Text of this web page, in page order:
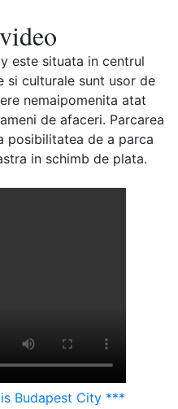
este situata in centrul
si culturale sunt usor de
nemaipomenita atat
de afaceri. Parcarea
posibilitatea de a parca
in schimb de plata.
Budapest City ***